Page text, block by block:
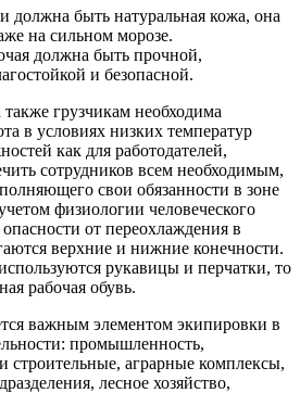
должна быть натуральная кожа, она
на сильном морозе.
должна быть прочной,
и безопасной.
грузчикам необходима
в условиях низких температур
как для работодателей,
сотрудников всем необходимым,
свои обязанности в зоне
физиологии человеческого
от переохлаждения в
верхние и нижние конечности.
рукавицы и перчатки, то
рабочая обувь.
важным элементом экипировки в
промышленность,
строительные, аграрные комплексы,
лесное хозяйство,